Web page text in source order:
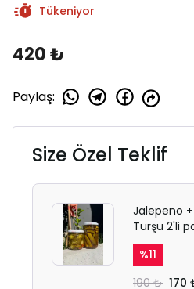
Tükeniyor
420 ₺
Paylaş:
Size Özel Teklif
Jalepeno
Turşu 2'li
%11
190 ₺ 170